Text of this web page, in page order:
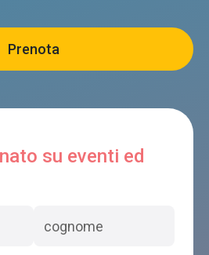
su eventi ed